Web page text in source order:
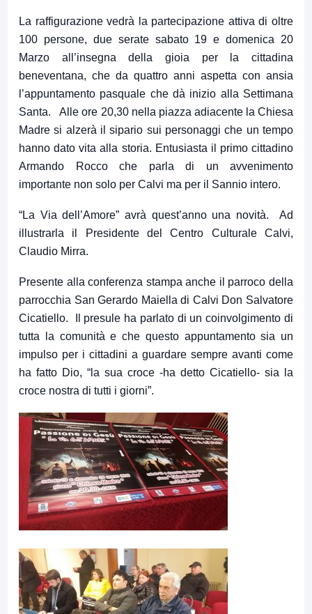
La raffigurazione vedrà la partecipazione attiva di oltre
100 persone, due serate sabato 19 e domenica 20
Marzo all’insegna della gioia per la cittadina
beneventana, che da quattro anni aspetta con ansia
l’appuntamento pasquale che dà inizio alla Settimana
Santa. Alle ore 20,30 nella piazza adiacente la Chiesa
Madre si alzerà il sipario sui personaggi che un tempo
hanno dato vita alla storia. Entusiasta il primo cittadino
Armando Rocco che parla di un avvenimento
importante non solo per Calvi ma per il Sannio intero.
“La Via dell’Amore” avrà quest’anno una novità. Ad
illustrarla il Presidente del Centro Culturale Calvi,
Claudio Mirra.
Presente alla conferenza stampa anche il parroco della
parrocchia San Gerardo Maiella di Calvi Don Salvatore
Cicatiello. Il presule ha parlato di un coinvolgimento di
tutta la comunità e che questo appuntamento sia un
impulso per i cittadini a guardare sempre avanti come
ha fatto Dio, “la sua croce -ha detto Cicatiello- sia la
croce nostra di tutti i giorni”.